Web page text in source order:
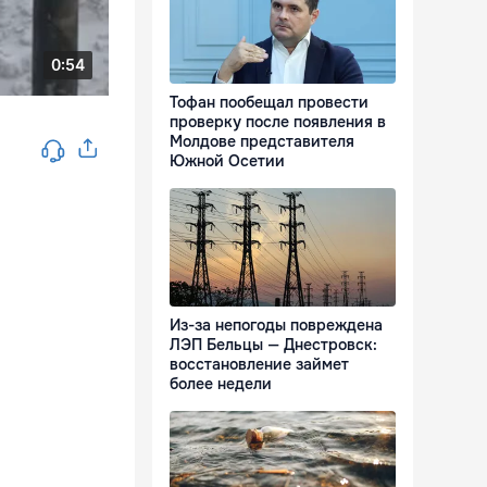
Тофан пообещал провести
проверку после появления в
Молдове представителя
Южной Осетии
Из-за непогоды повреждена
ЛЭП Бельцы — Днестровск:
восстановление займет
более недели